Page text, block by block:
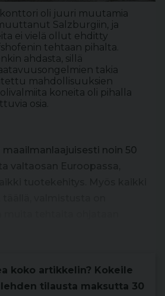
oli juuri muutamia
Salzburgiin, ja
ei vielä ollut ehditty
tehtaan pihalta.
ahdasta, sillä
takia
mahdollisuuksien
koneita oli pihalla
osia.
noin 50
valtaosan Euroopassa,
koko artikkelin? Kokeile
tilausta maksutta 30